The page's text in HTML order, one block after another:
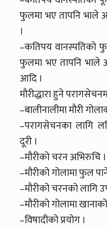
फुलमा भए तापनि भाले
।
–कतिपय वानस्पतिको
फुलमा भए तापनि भाले
आदि ।
मौरीद्धारा हुने
–बालीनालीमा मौरी
–परागसेचनका लागि
दूरी ।
–मौरीको चरन अभिरुचि ।
–मौरीको गोलामा फुल
–मौरीको चरनको लागि
–मौरीको गोलामा खानाको
–विषादीको प्रयोग ।